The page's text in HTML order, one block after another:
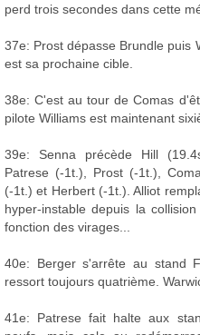
perd trois secondes dans cette
37e: Prost dépasse Brundle puis
est sa prochaine cible.
38e: C'est au tour de Comas
pilote Williams est maintenant
39e: Senna précède Hill
Patrese (-1t.), Prost (-1t.),
(-1t.) et Herbert (-1t.). Alliot
hyper-instable depuis la
fonction des virages...
40e: Berger s'arrête au stand
ressort toujours quatrième.
41e: Patrese fait halte aux